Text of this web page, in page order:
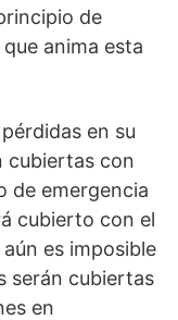
de
anima esta
en su
cubiertas con
de emergencia
cubierto con el
es imposible
serán cubiertas
en